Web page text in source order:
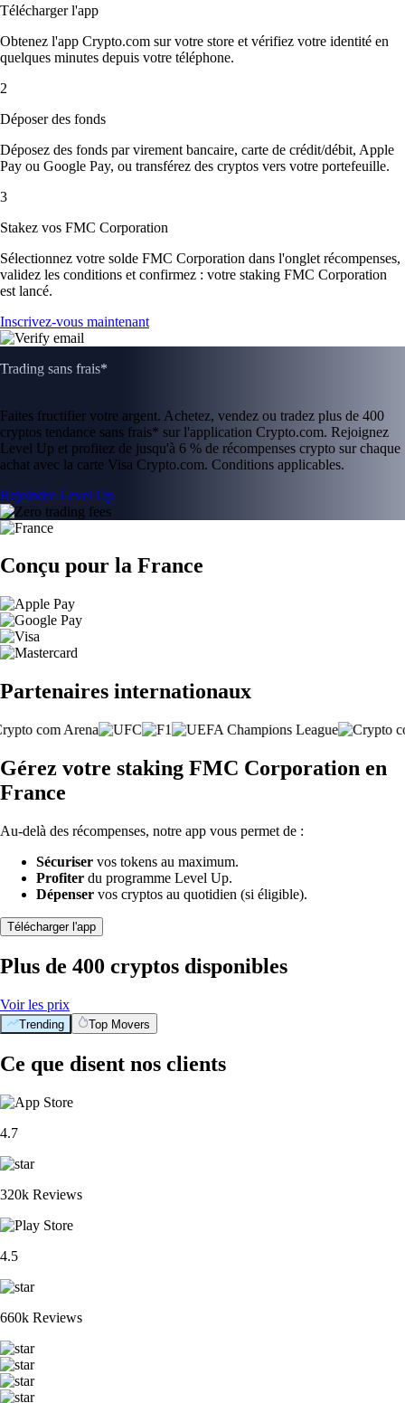
Télécharger l'app
Obtenez l'app Crypto.com sur votre store et vérifiez votre identité en
quelques minutes depuis votre téléphone.
2
Déposer des fonds
Déposez des fonds par virement bancaire, carte de crédit/débit, Apple
Pay ou Google Pay, ou transférez des cryptos vers votre portefeuille.
3
Stakez vos FMC Corporation
Sélectionnez votre solde FMC Corporation dans l'onglet récompenses,
validez les conditions et confirmez : votre staking FMC Corporation
est lancé.
Inscrivez-vous maintenant
Trading sans frais*
Faites fructifier votre argent. Achetez, vendez ou tradez plus de 400
cryptos tendance sans frais* sur l'application Crypto.com. Rejoignez
Level Up et profitez de jusqu'à 6 % de récompenses crypto sur chaque
achat avec la carte Visa Crypto.com. Conditions applicables.
Rejoindre Level Up
Conçu pour la France
Partenaires internationaux
Gérez votre staking FMC Corporation en
France
Au-delà des récompenses, notre app vous permet de :
Sécuriser vos tokens au maximum.
Profiter du programme Level Up.
Dépenser vos cryptos au quotidien (si éligible).
Télécharger l'app
Plus de 400 cryptos disponibles
Voir les prix
Trending Top Movers
Ce que disent nos clients
4.7
320k Reviews
4.5
660k Reviews